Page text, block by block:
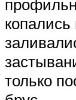
только